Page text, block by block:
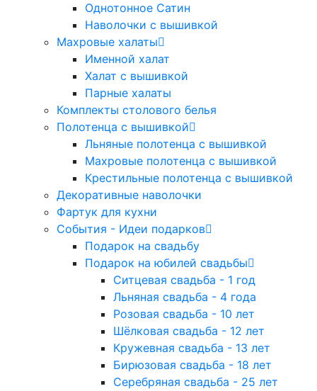
Однотонное Сатин
Наволочки с вышивкой
Махровые халаты
Именной халат
Халат с вышивкой
Парные халаты
Комплекты столового белья
Полотенца с вышивкой
Льняные полотенца с вышивкой
Махровые полотенца с вышивкой
Крестильные полотенца с вышивкой
Декоративные наволочки
Фартук для кухни
События - Идеи подарков
Подарок на свадьбу
Подарок на юбилей свадьбы
Ситцевая свадьба - 1 год
Льняная свадьба - 4 года
Розовая свадьба - 10 лет
Шёлковая свадьба - 12 лет
Кружевная свадьба - 13 лет
Бирюзовая свадьба - 18 лет
Серебряная свадьба - 25 лет